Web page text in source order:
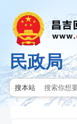
民政局
搜本站